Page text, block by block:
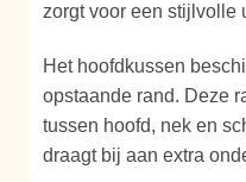
zorgt voor een stijlvolle
Het hoofdkussen
opstaande rand. Deze
tussen hoofd, nek en
draagt bij aan extra